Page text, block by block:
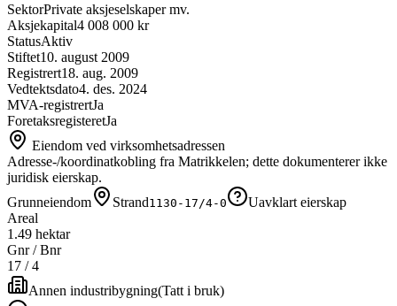
SektorPrivate aksjeselskaper mv.
Aksjekapital4 008 000 kr
StatusAktiv
Stiftet10. august 2009
Registrert18. aug. 2009
Vedtektsdato4. des. 2024
MVA-registrertJa
ForetaksregisteretJa
Eiendom ved virksomhetsadressen
Adresse-/koordinatkobling fra Matrikkelen; dette dokumenterer ikke
juridisk eierskap.
Grunneiendom
Strand1130-17/4-0
Uavklart eierskap
Areal
1.49 hektar
Gnr / Bnr
17 /4
Annen industribygning(Tatt i bruk)